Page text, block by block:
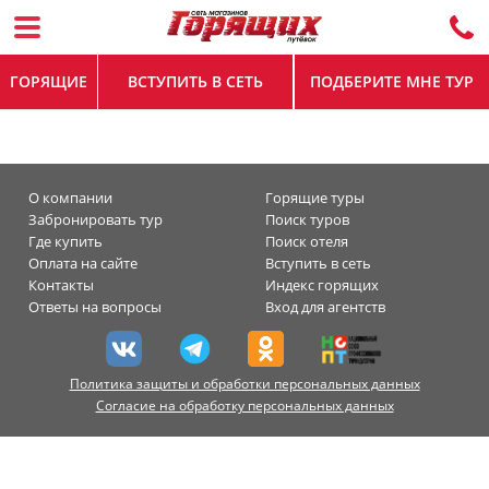
ГОРЯЩИЕ ВСТУПИТЬ В СЕТЬ ПОДБЕРИТЕ МНЕ ТУР
О компании
Горящие туры
Забронировать тур
Поиск туров
Где купить
Поиск отеля
Оплата на сайте
Вступить в сеть
Контакты
Индекс горящих
Ответы на вопросы
Вход для агентств
Политика защиты и обработки персональных данных
Согласие на обработку персональных данных